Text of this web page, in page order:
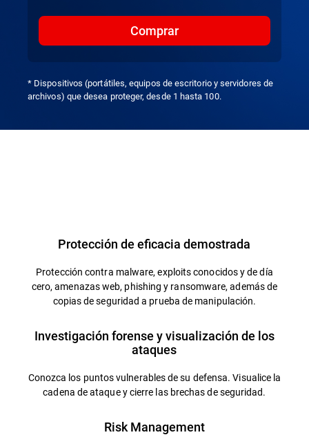
Comprar
* Dispositivos (portátiles, equipos de escritorio y servidores de
archivos) que desea proteger, desde 1 hasta 100.
Protección de eficacia demostrada
Protección contra malware, exploits conocidos y de día
cero, amenazas web, phishing y ransomware, además de
copias de seguridad a prueba de manipulación.
Investigación forense y visualización de los
ataques
Conozca los puntos vulnerables de su defensa. Visualice la
cadena de ataque y cierre las brechas de seguridad.
Risk Management